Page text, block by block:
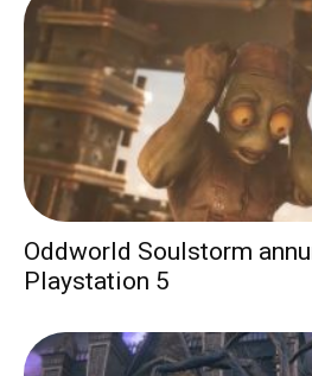
Oddworld Soulstorm
Playstation 5